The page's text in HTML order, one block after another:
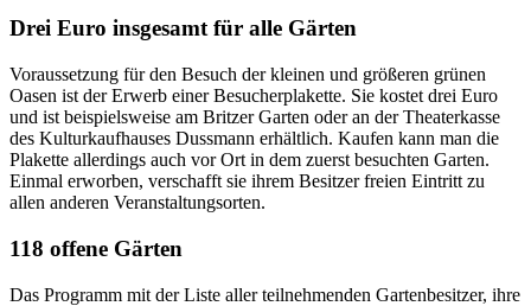
Drei Euro insgesamt für alle Gärten
Voraussetzung für den Besuch der kleinen und größeren grünen
Oasen ist der Erwerb einer Besucherplakette. Sie kostet drei Euro
und ist beispielsweise am Britzer Garten oder an der Theaterkasse
des Kulturkaufhauses Dussmann erhältlich. Kaufen kann man die
Plakette allerdings auch vor Ort in dem zuerst besuchten Garten.
Einmal erworben, verschafft sie ihrem Besitzer freien Eintritt zu
allen anderen Veranstaltungsorten.
118 offene Gärten
Das Programm mit der Liste aller teilnehmenden Gartenbesitzer, ihre